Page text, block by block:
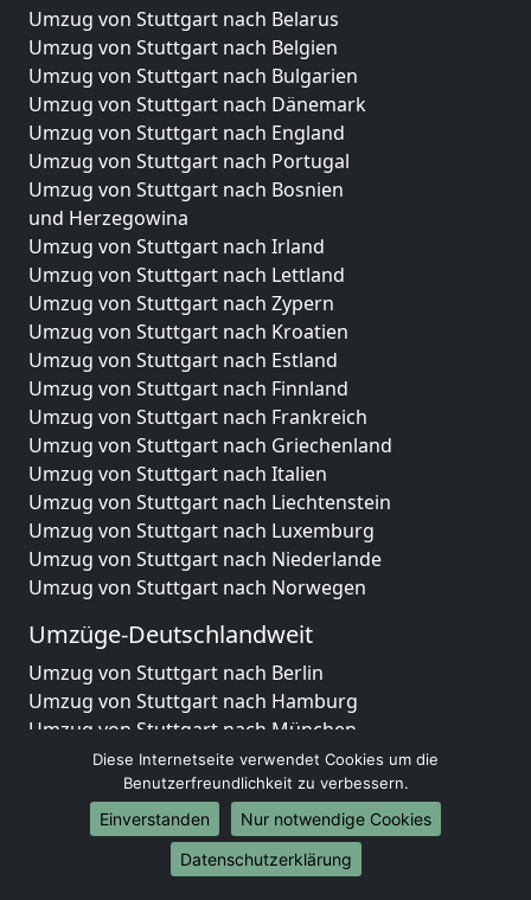
Umzug von Stuttgart nach Belarus
Umzug von Stuttgart nach Belgien
Umzug von Stuttgart nach Bulgarien
Umzug von Stuttgart nach Dänemark
Umzug von Stuttgart nach England
Umzug von Stuttgart nach Portugal
Umzug von Stuttgart nach Bosnien
und Herzegowina
Umzug von Stuttgart nach Irland
Umzug von Stuttgart nach Lettland
Umzug von Stuttgart nach Zypern
Umzug von Stuttgart nach Kroatien
Umzug von Stuttgart nach Estland
Umzug von Stuttgart nach Finnland
Umzug von Stuttgart nach Frankreich
Umzug von Stuttgart nach Griechenland
Umzug von Stuttgart nach Italien
Umzug von Stuttgart nach Liechtenstein
Umzug von Stuttgart nach Luxemburg
Umzug von Stuttgart nach Niederlande
Umzug von Stuttgart nach Norwegen
Umzüge-Deutschlandweit
Umzug von Stuttgart nach Berlin
Umzug von Stuttgart nach Hamburg
Umzug von Stuttgart nach München
Umzug von Stuttgart nach Köln
Umzug von Stuttgart nach Frankfurt am Main
Umzug von Stuttgart nach Stuttgart
Umzug von Stuttgart nach Düsseldorf
Umzug von Stuttgart nach Leipzig
Diese Internetseite verwendet Cookies um die
Benutzerfreundlichkeit zu verbessern.
Einverstanden
Nur notwendige Cookies
Datenschutzerklärung